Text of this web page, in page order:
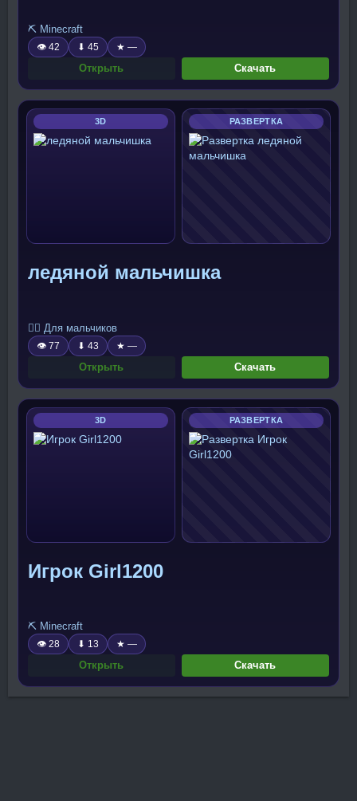
⛏️ Minecraft
👁 42 ⬇ 45 ★ —
Открыть Скачать
3D РАЗВЕРТКА
ледяной мальчишка
🧍‍♂️ Для мальчиков
👁 77 ⬇ 43 ★ —
Открыть Скачать
3D РАЗВЕРТКА
Игрок Girl1200
⛏️ Minecraft
👁 28 ⬇ 13 ★ —
Открыть Скачать